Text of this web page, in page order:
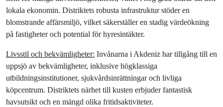
lokala ekonomin. Distriktets robusta infrastruktur stöder en
blomstrande affärsmiljö, vilket säkerställer en stadig värdeökning
på fastigheter och potential för hyresintäkter.
Livsstil och bekvämligheter: Invånarna i Akdeniz har tillgång till en
uppsjö av bekvämligheter, inklusive högklassiga
utbildningsinstitutioner, sjukvårdsinrättningar och livliga
köpcentrum. Distriktets närhet till kusten erbjuder fantastisk
havsutsikt och en mängd olika fritidsaktiviteter.